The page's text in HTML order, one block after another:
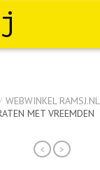
WEBWINKEL RAMSJ.NL
MET VREEMDEN
< >